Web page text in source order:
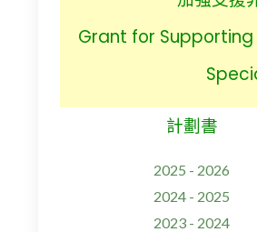
Grant for
計劃書
2025 - 2026
2024 - 2025
2023 - 2024